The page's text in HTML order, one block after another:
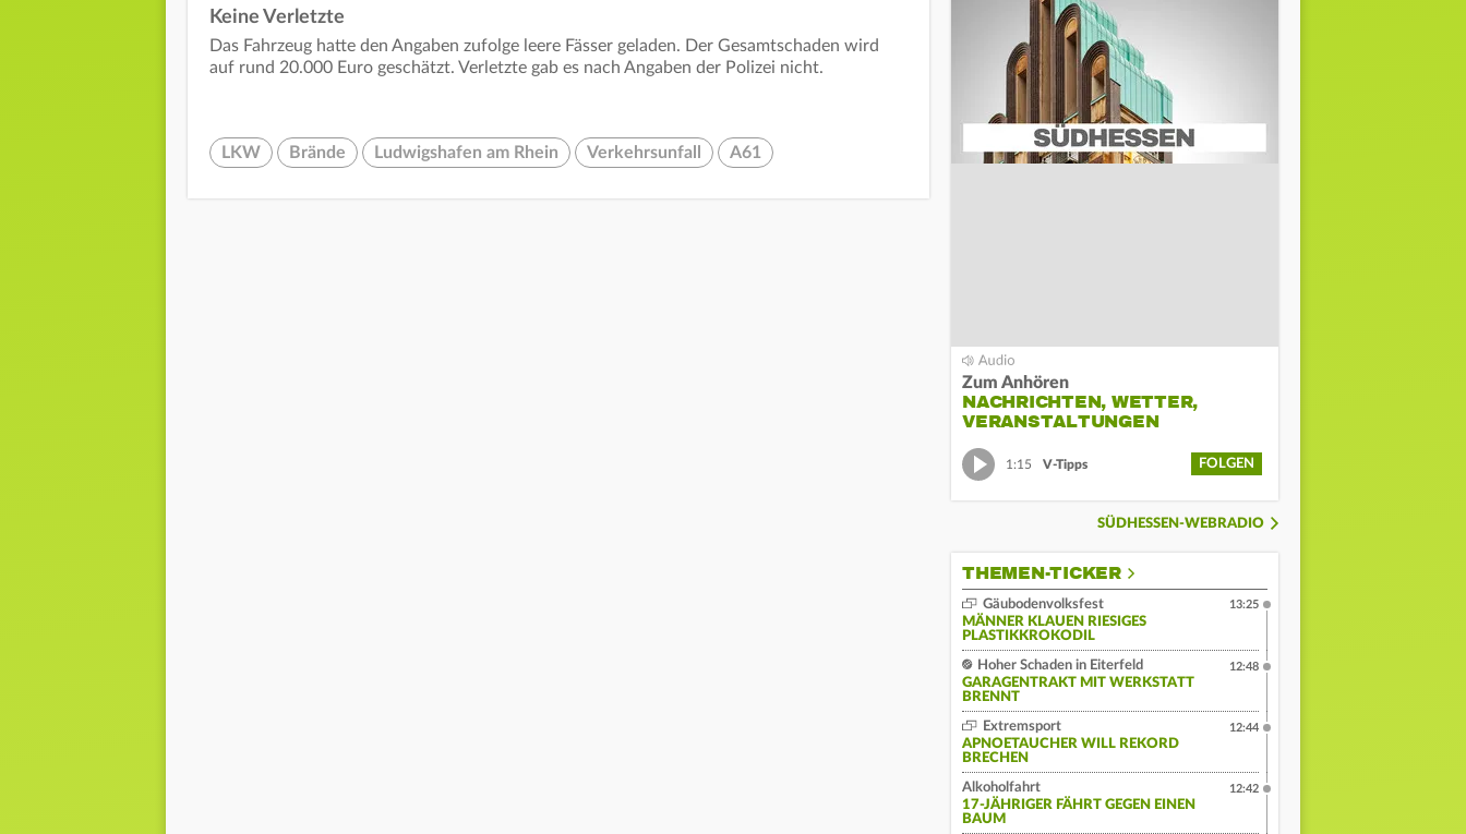
Keine Verletzte
Das Fahrzeug hatte den Angaben zufolge leere Fässer geladen. Der Gesamtschaden wird
auf rund 20.000 Euro geschätzt. Verletzte gab es nach Angaben der Polizei nicht.
LKW Brände Ludwigshafen am Rhein Verkehrsunfall A61
Zum Anhören
NACHRICHTEN, WETTER,
VERANSTALTUNGEN
1:15 V-Tipps FOLGEN
SÜDHESSEN-WEBRADIO
THEMEN-TICKER
Gäubodenvolksfest
MÄNNER KLAUEN RIESIGES
PLASTIKKROKODIL
13:25
Hoher Schaden in Eiterfeld
GARAGENTRAKT MIT WERKSTATT
BRENNT
12:48
Extremsport
APNOETAUCHER WILL REKORD
BRECHEN
12:44
Alkoholfahrt
17-JÄHRIGER FÄHRT GEGEN EINEN
BAUM
12:42